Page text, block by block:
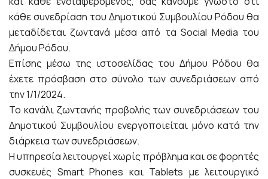
κάθε συνεδρίαση του Δημοτικού Συμβουλίου Ρόδου θα
μεταδίδεται ζωντανά μέσα από τα Social Media του
Δήμου Ρόδου.
Επίσης μέσω της ιστοσελίδας του Δήμου Ρόδου θα
έχετε πρόσβαση στο σύνολο των συνεδριάσεων από
την 1/1/2024.
Το κανάλι ζωντανής προβολής των συνεδριάσεων του
Δημοτικού Συμβουλίου ενεργοποιείται μόνο κατά την
διάρκεια των συνεδριάσεων.
Η υπηρεσία λειτουργεί χωρίς πρόβλημα και σε φορητές
συσκευές Smart Phones και Tablets με λειτουργικό